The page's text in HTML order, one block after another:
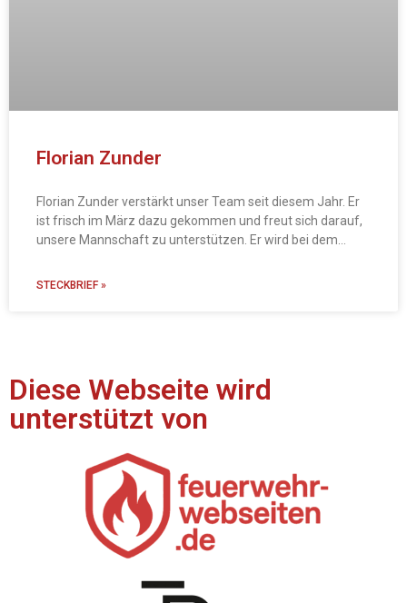
Florian Zunder
Florian Zunder verstärkt unser Team seit diesem Jahr. Er
ist frisch im März dazu gekommen und freut sich darauf,
unsere Mannschaft zu unterstützen. Er wird bei dem
STECKBRIEF »
Diese Webseite wird
unterstützt von